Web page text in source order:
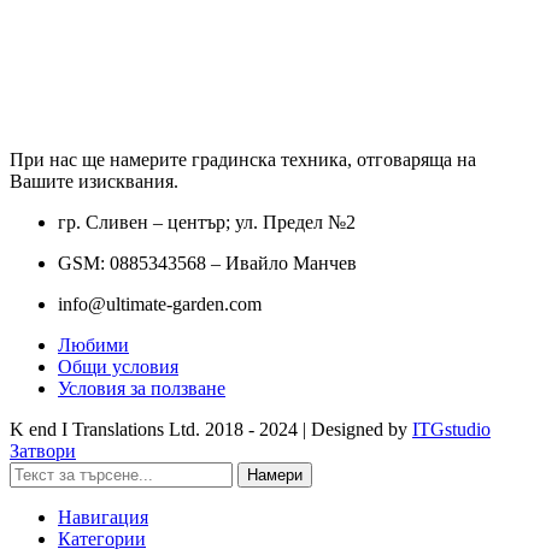
При нас ще намерите градинска техника, отговаряща на
Вашите изисквания.
гр. Сливен – център; ул. Предел №2
GSM: 0885343568 – Ивайло Манчев
info@ultimate-garden.com
Любими
Общи условия
Условия за ползване
K end I Translations Ltd. 2018 - 2024 | Designed by ITGstudio
Затвори
Намери
Навигация
Категории